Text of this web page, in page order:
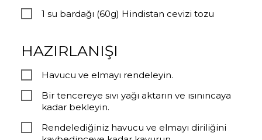
1 su bardağı (60g) Hindistan cevizi tozu
HAZIRLANIŞI
Havucu ve elmayı rendeleyin.
Bir tencereye sıvı yağı aktarın ve ısınıncaya
kadar bekleyin.
Rendelediğiniz havucu ve elmayı diriliğini